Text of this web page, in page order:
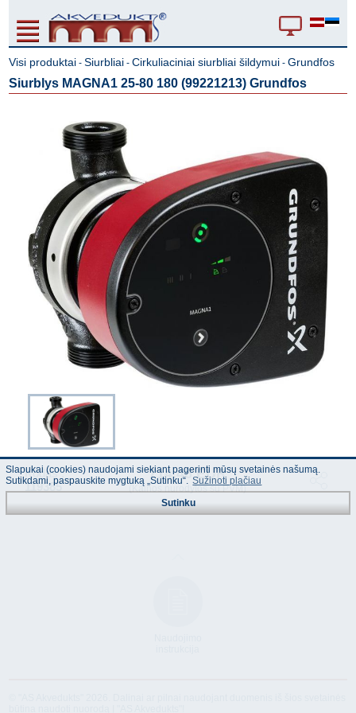
Visi produktai -Siurbliai -Cirkuliaciniai siurbliai šildymui -Grundfos
Siurblys MAGNA1 25-80 180 (99221213) Grundfos
Kodas :
119385
714.46 EUR
(Kainos nurodytos su PVM)
Slapukai (cookies) naudojami siekiant pagerinti mūsų svetainės našumą.
Sutikdami, paspauskite mygtuką „Sutinku“. Sužinoti plačiau
Sutinku